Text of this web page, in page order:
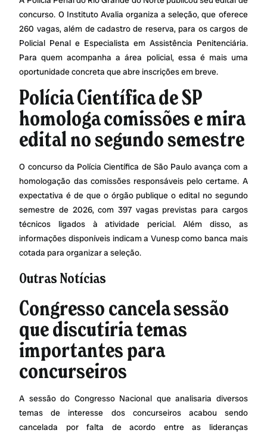
concurso. O Instituto Avalia organiza a seleção, que oferece
260 vagas, além de cadastro de reserva, para os cargos de
Policial Penal e Especialista em Assistência Penitenciária.
Para quem acompanha a área policial, essa é mais uma
oportunidade concreta que abre inscrições em breve.
Polícia Científica de SP
homologa comissões e mira
edital no segundo semestre
O concurso da Polícia Científica de São Paulo avança com a
homologação das comissões responsáveis pelo certame. A
expectativa é de que o órgão publique o edital no segundo
semestre de 2026, com 397 vagas previstas para cargos
técnicos ligados à atividade pericial. Além disso, as
informações disponíveis indicam a Vunesp como banca mais
cotada para organizar a seleção.
Outras Notícias
Congresso cancela sessão
que discutiria temas
importantes para
concurseiros
A sessão do Congresso Nacional que analisaria diversos
temas de interesse dos concurseiros acabou sendo
cancelada por falta de acordo entre as lideranças